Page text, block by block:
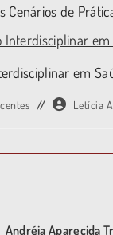
Cenários de
Interdisciplinar em
em
Letícia
Andréia Aparecida